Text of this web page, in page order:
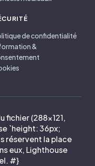
de confidentialité
&
fichier (288×121,
`height: 36px;
réservent la place
eux, Lighthouse
#}